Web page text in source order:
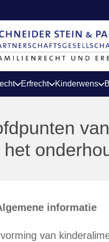
Erfrecht Kinderwens
het
informatie
van